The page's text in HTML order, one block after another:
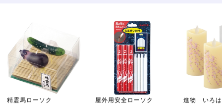
精霊馬ローソク 屋外用安全ローソク
進物 いろは